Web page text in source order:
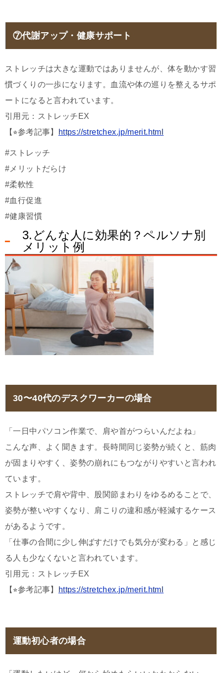
⑦代謝アップ・健康サポート
ストレッチは大きな運動ではありませんが、体を動かす習
慣づくりの一歩になります。血流や体の巡りを整えるサポ
ートになると言われています。
引用元：ストレッチEX
【⭐︎参考記事】
https://stretchex.jp/merit.html
#ストレッチ
#メリットだらけ
#柔軟性
#血行促進
#健康習慣
3.どんな人に効果的？ペルソナ別
メリット例
30〜40代のデスクワーカーの場合
「一日中パソコン作業で、肩や首がつらいんだよね」
こんな声、よく聞きます。長時間同じ姿勢が続くと、筋肉
が固まりやすく、姿勢の崩れにもつながりやすいと言われ
ています。
ストレッチで肩や背中、股関節まわりをゆるめることで、
姿勢が整いやすくなり、肩こりの違和感が軽減するケース
があるようです。
「仕事の合間に少し伸ばすだけでも気分が変わる」と感じ
る人も少なくないと言われています。
引用元：ストレッチEX
【⭐︎参考記事】
https://stretchex.jp/merit.html
運動初心者の場合